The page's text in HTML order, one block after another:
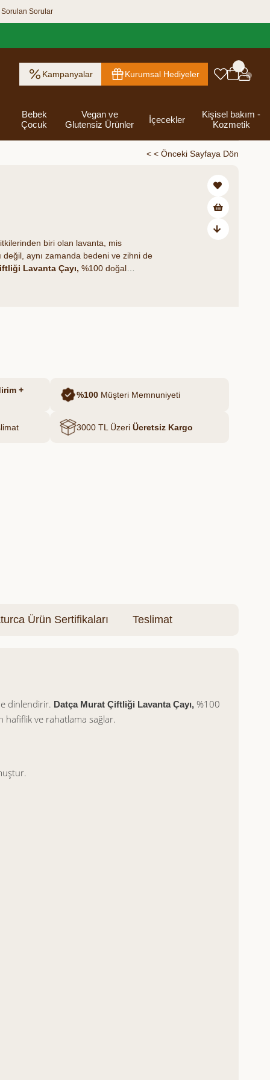
Sorulan Sorular
Kampanyalar Kurumsal Hediyeler
Tebrik Hediye
Baharatlar
Bebek
Çocuk
Vegan ve
Glutensiz Ürünler
İçecekler
Kişisel bakım -
Kozmetik
< < Önceki Sayfaya Dön
biri olan lavanta, mis
değil, aynı zamanda bedeni ve zihni de
Lavanta Çayı, %100 doğal
stresli günlerin ardından hafiflik ve
+
%100 Müşteri Memnuniyeti
3000 TL Üzeri Ücretsiz Kargo
Ürün Sertifikaları Teslimat
dinlendirir. Datça Murat Çiftliği Lavanta Çayı, %100
hafiflik ve rahatlama sağlar.